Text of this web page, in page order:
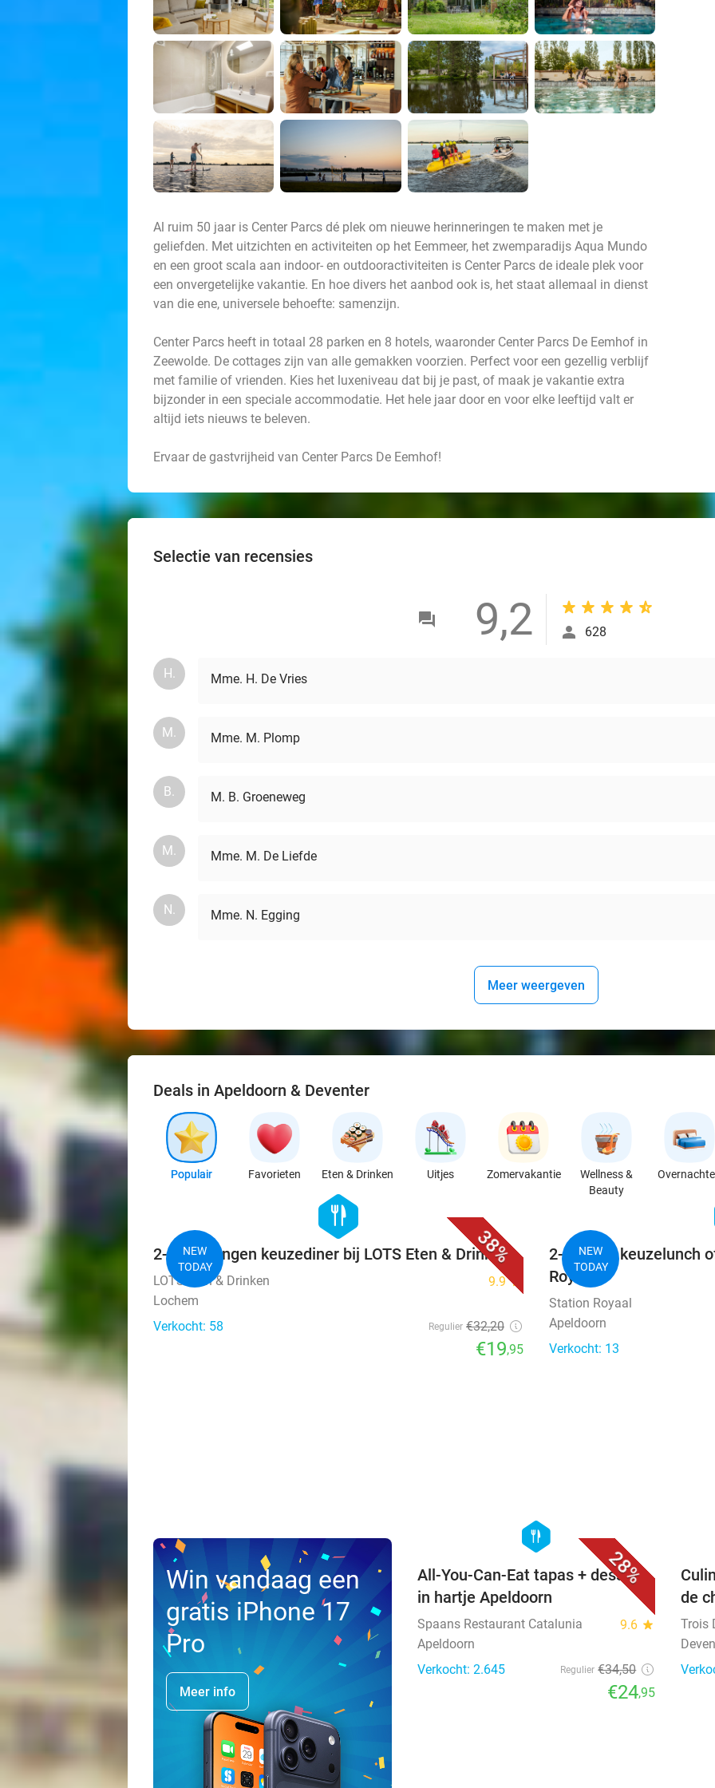
Al ruim 50 jaar is Center Parcs dé plek om nieuwe herinneringen te maken met je
geliefden. Met uitzichten en activiteiten op het Eemmeer, het zwemparadijs Aqua Mundo
en een groot scala aan indoor- en outdooractiviteiten is Center Parcs de ideale plek voor
een onvergetelijke vakantie. En hoe divers het aanbod ook is, het staat allemaal in dienst
van die ene, universele behoefte: samenzijn.
Center Parcs heeft in totaal 28 parken en 8 hotels, waaronder Center Parcs De Eemhof in
Zeewolde. De cottages zijn van alle gemakken voorzien. Perfect voor een gezellig verblijf
met familie of vrienden. Kies het luxeniveau dat bij je past, of maak je vakantie extra
bijzonder in een speciale accommodatie. Het hele jaar door en voor elke leeftijd valt er
altijd iets nieuws te beleven.
Ervaar de gastvrijheid van Center Parcs De Eemhof!
Selectie van recensies
9,2 628
H. Mme. H. De Vries
M. Mme. M. Plomp
B. M. B. Groeneweg
M. Mme. M. De Liefde
N. Mme. N. Egging
Meer weergeven
Deals in Apeldoorn & Deventer
Populair Favorieten Eten & Drinken Uitjes Zomervakantie
Wellness &
Beauty
38%
NEW
TODAY
hexagon
food
2- of 3-gangen keuzediner bij LOTS Eten & Drinken
LOTS Eten & Drinken 9.9star
Lochem
Verkocht: 58
Regulier €32,20
€19,95
NEW
TODAY
2-gangen keuzelunch
Royaal
Station Royaal
Apeldoorn
Verkocht: 13
Win vandaag een
gratis iPhone 17
Pro
Meer info
28%
hexagon
food
All-You-Can-Eat tapas + dessert
in hartje Apeldoorn
Spaans Restaurant Catalunia 9.6 star
Apeldoorn
Verkocht: 2.645
Regulier €34,50
€24,95
de
Trois